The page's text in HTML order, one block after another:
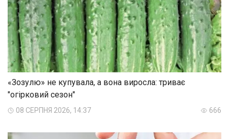
«Зозулю» не купувала, а вона виросла: триває
"огірковий сезон"
08 СЕРПНЯ 2026, 14:37 666